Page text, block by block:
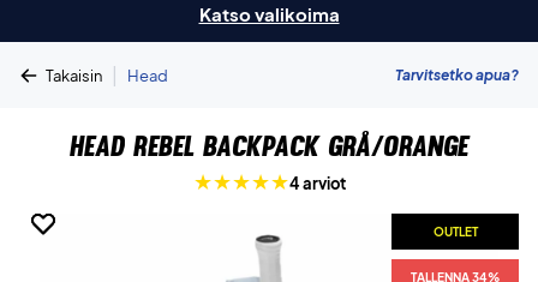
Katso valikoima
Takaisin | Head Tarvitsetko apua?
Head Rebel Backpack Grå/Orange
4 arviot
OUTLET
TALLENNA 34%
OUTLET
TALLENNA 34%